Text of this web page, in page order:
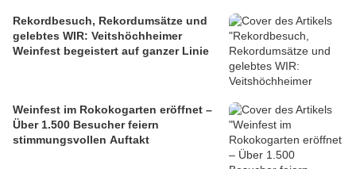
Rekordbesuch, Rekordumsätze und
gelebtes WIR: Veitshöchheimer
Weinfest begeistert auf ganzer Linie
Weinfest im Rokokogarten eröffnet –
Über 1.500 Besucher feiern
stimmungsvollen Auftakt